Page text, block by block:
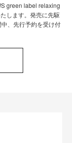
green label relaxing
します。発売に先駆
、先行予約を受け付